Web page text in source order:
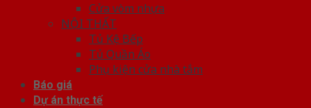
Cửa vòm nhựa
NỘI THẤT
Tủ Kệ Bếp
Tủ Quần Áo
Phụ kiện cửa nhà tắm
Báo giá
Dự án thực tế